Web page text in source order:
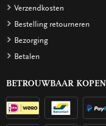
Verzendkosten
Bestelling retourneren
Bezorging
Betalen
BETROUWBAAR KOPEN